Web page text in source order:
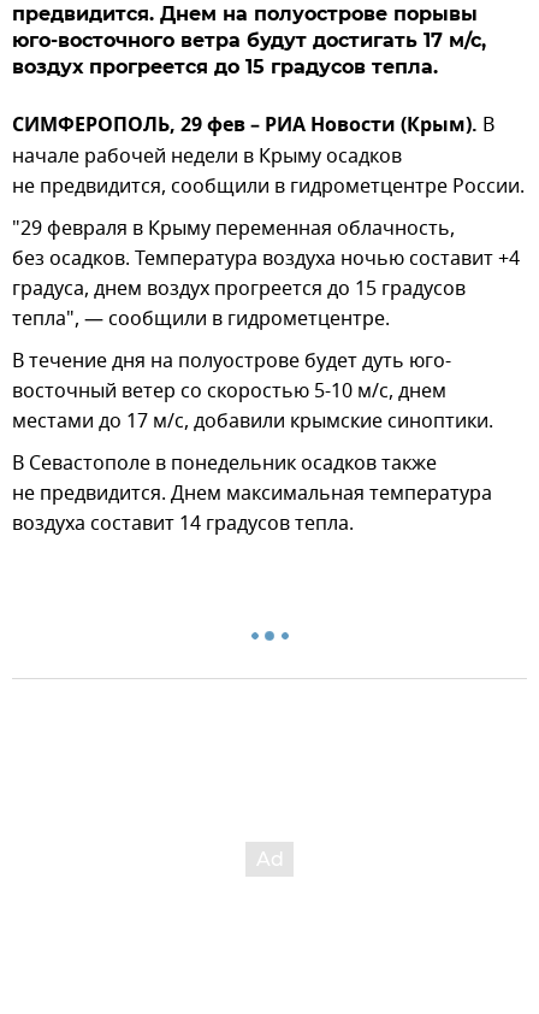
предвидится. Днем на полуострове порывы
юго-восточного ветра будут достигать 17 м/с,
воздух прогреется до 15 градусов тепла.
СИМФЕРОПОЛЬ, 29 фев – РИА Новости (Крым). В
начале рабочей недели в Крыму осадков
не предвидится, сообщили в гидрометцентре России.
"29 февраля в Крыму переменная облачность,
без осадков. Температура воздуха ночью составит +4
градуса, днем воздух прогреется до 15 градусов
тепла", — сообщили в гидрометцентре.
В течение дня на полуострове будет дуть юго-
восточный ветер со скоростью 5-10 м/с, днем
местами до 17 м/с, добавили крымские синоптики.
В Севастополе в понедельник осадков также
не предвидится. Днем максимальная температура
воздуха составит 14 градусов тепла.